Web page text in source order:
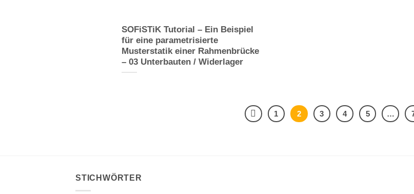
SOFiSTiK Tutorial – Ein Beispiel
für eine parametrisierte
Musterstatik einer Rahmenbrücke
– 03 Unterbauten / Widerlager
1 2 3 4 5 …
STICHWÖRTER